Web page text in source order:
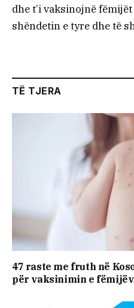
dhe t’i vaksinojnë
shëndetin e tyre dhe të
TË TJERA
47 raste me fruth në
për vaksinimin e